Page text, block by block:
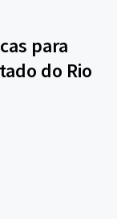
para
do Rio